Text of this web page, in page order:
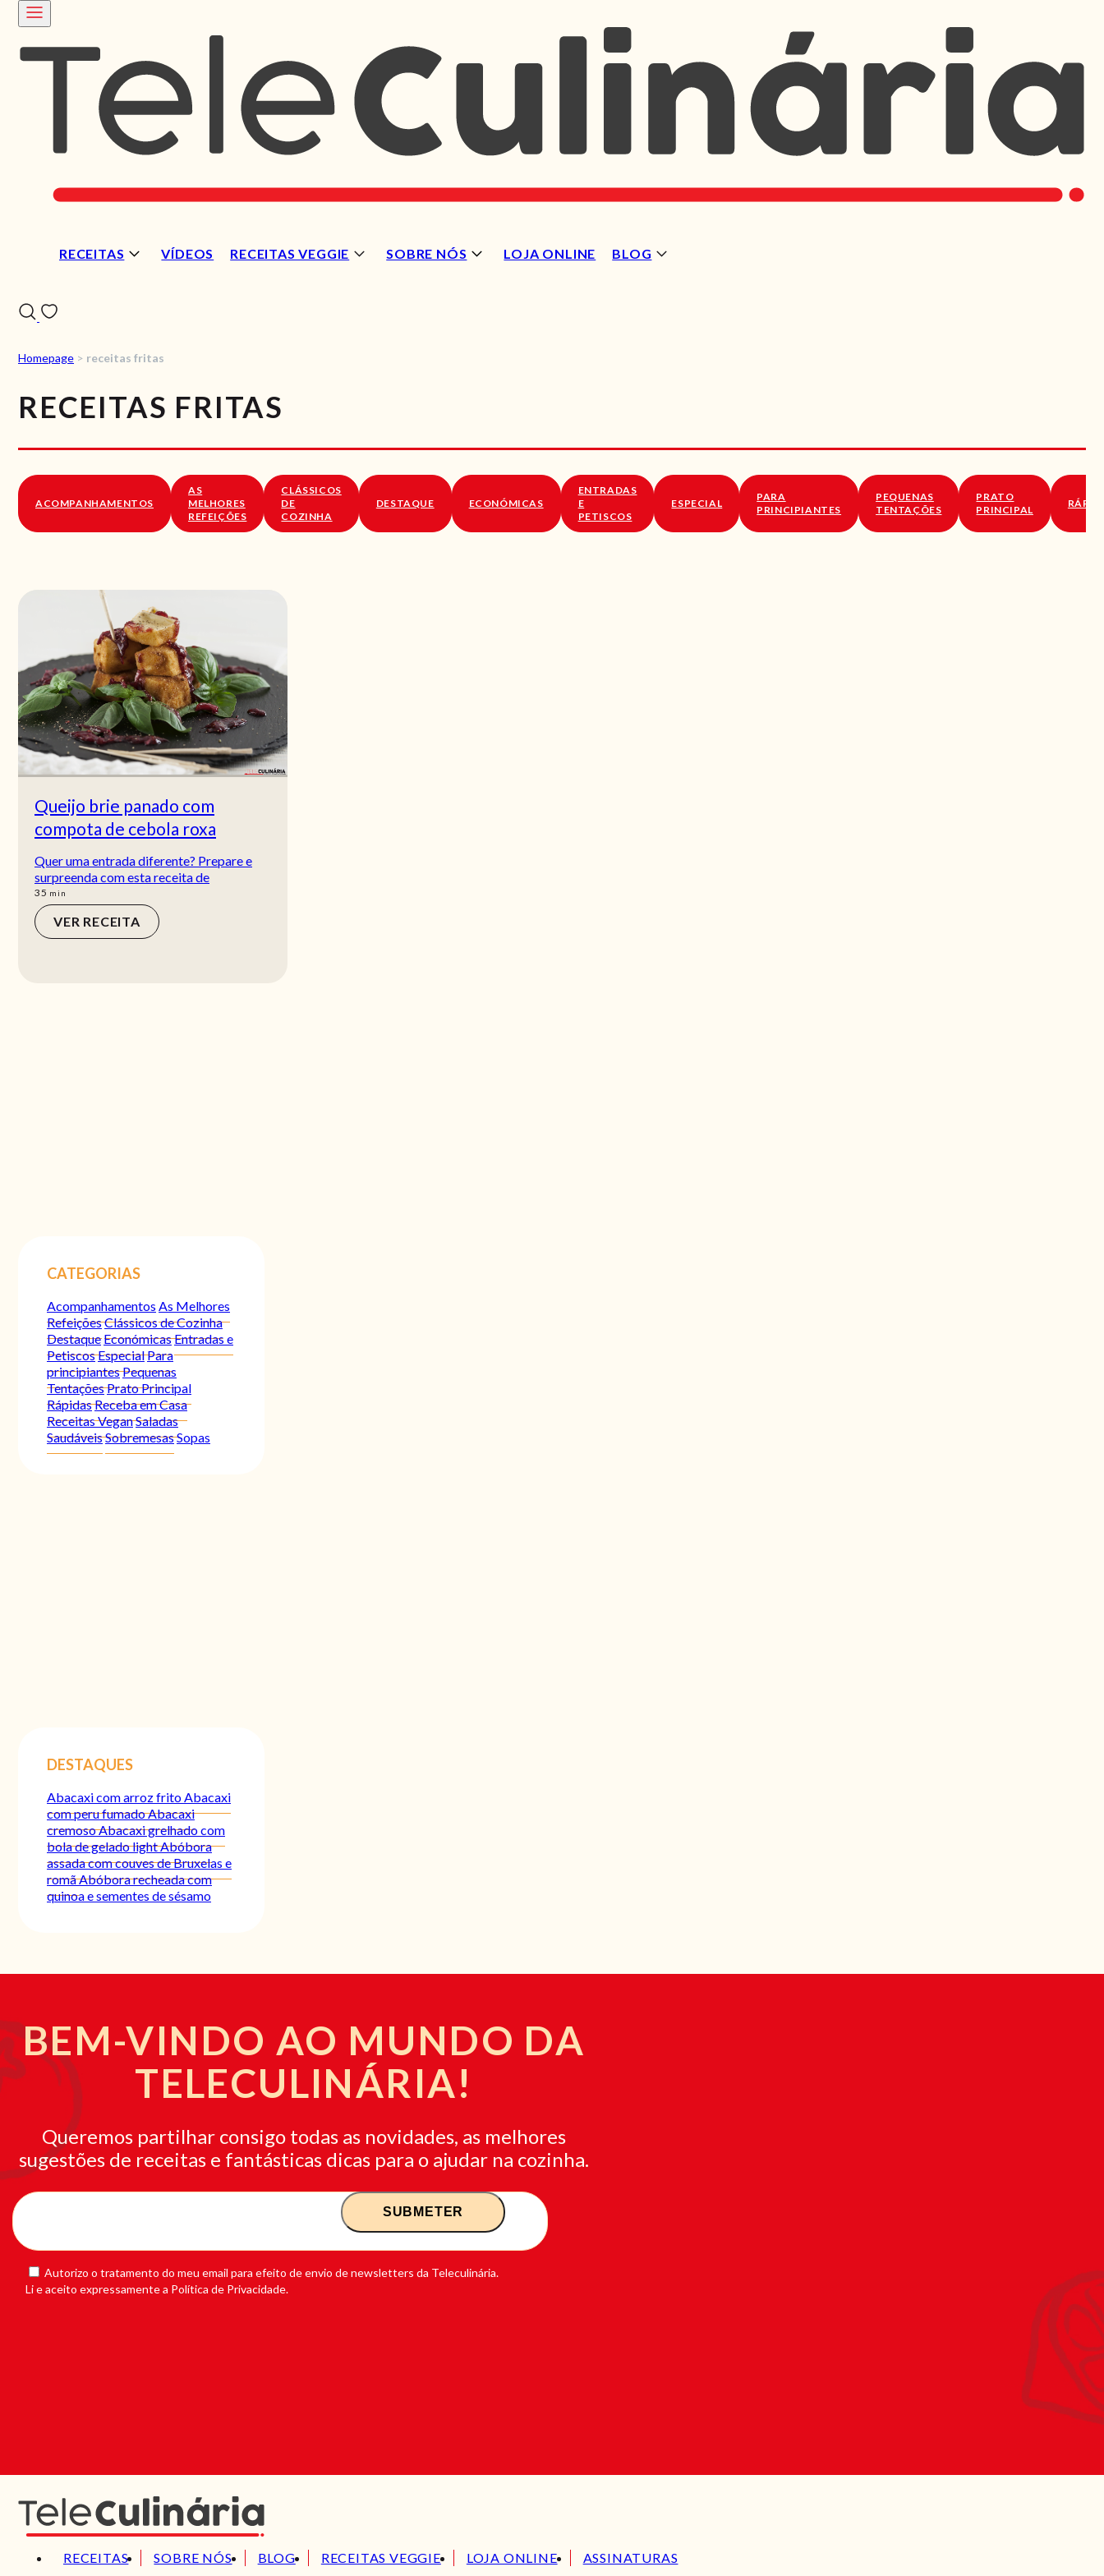
RECEITAS VÍDEOS RECEITAS VEGGIE SOBRE NÓS LOJA ONLINE BLOG
SOBRE NÓS
Homepage > receitas fritas
RECEITAS FRITAS
ACOMPANHAMENTOS
AS
MELHORES
REFEIÇÕES
CLÁSSICOS
DE
COZINHA
DESTAQUE ECONÓMICAS
ENTRADAS
E
PETISCOS
ESPECIAL
PARA
PRINCIPIANTES
PEQUENAS
TENTAÇÕES
PRATO
PRINCIPAL
Queijo brie panado com
compota de cebola roxa
Quer uma entrada diferente? Prepare e
surpreenda com esta receita de
35 min
min
VER RECEITA
CATEGORIAS
Acompanhamentos As Melhores
RefeiçõesClássicos de Cozinha
Destaque EconómicasEntradas e
PetiscosEspecialPara
principiantesPequenas
TentaçõesPrato Principal
RápidasReceba em Casa
Receitas VeganSaladas
SaudáveisSobremesasSopas
DESTAQUES
Abacaxi com arroz fritoAbacaxi
com peru fumadoAbacaxi
cremosoAbacaxi grelhado com
bola de gelado lightAbóbora
assada com couves de Bruxelas e
romãAbóbora recheada com
quinoa e sementes de sésamo
BEM-VINDO AO MUNDO DA
TELECULINÁRIA!
Queremos partilhar consigo todas as novidades, as melhores
sugestões de receitas e fantásticas dicas para o ajudar na cozinha.
Autorizo o tratamento do meu email para efeito de envio de newsletters da Teleculinária.
Li e aceito expressamente a Política de Privacidade.
RECEITAS SOBRE NÓS BLOG RECEITAS VEGGIE LOJA ONLINE ASSINATURAS